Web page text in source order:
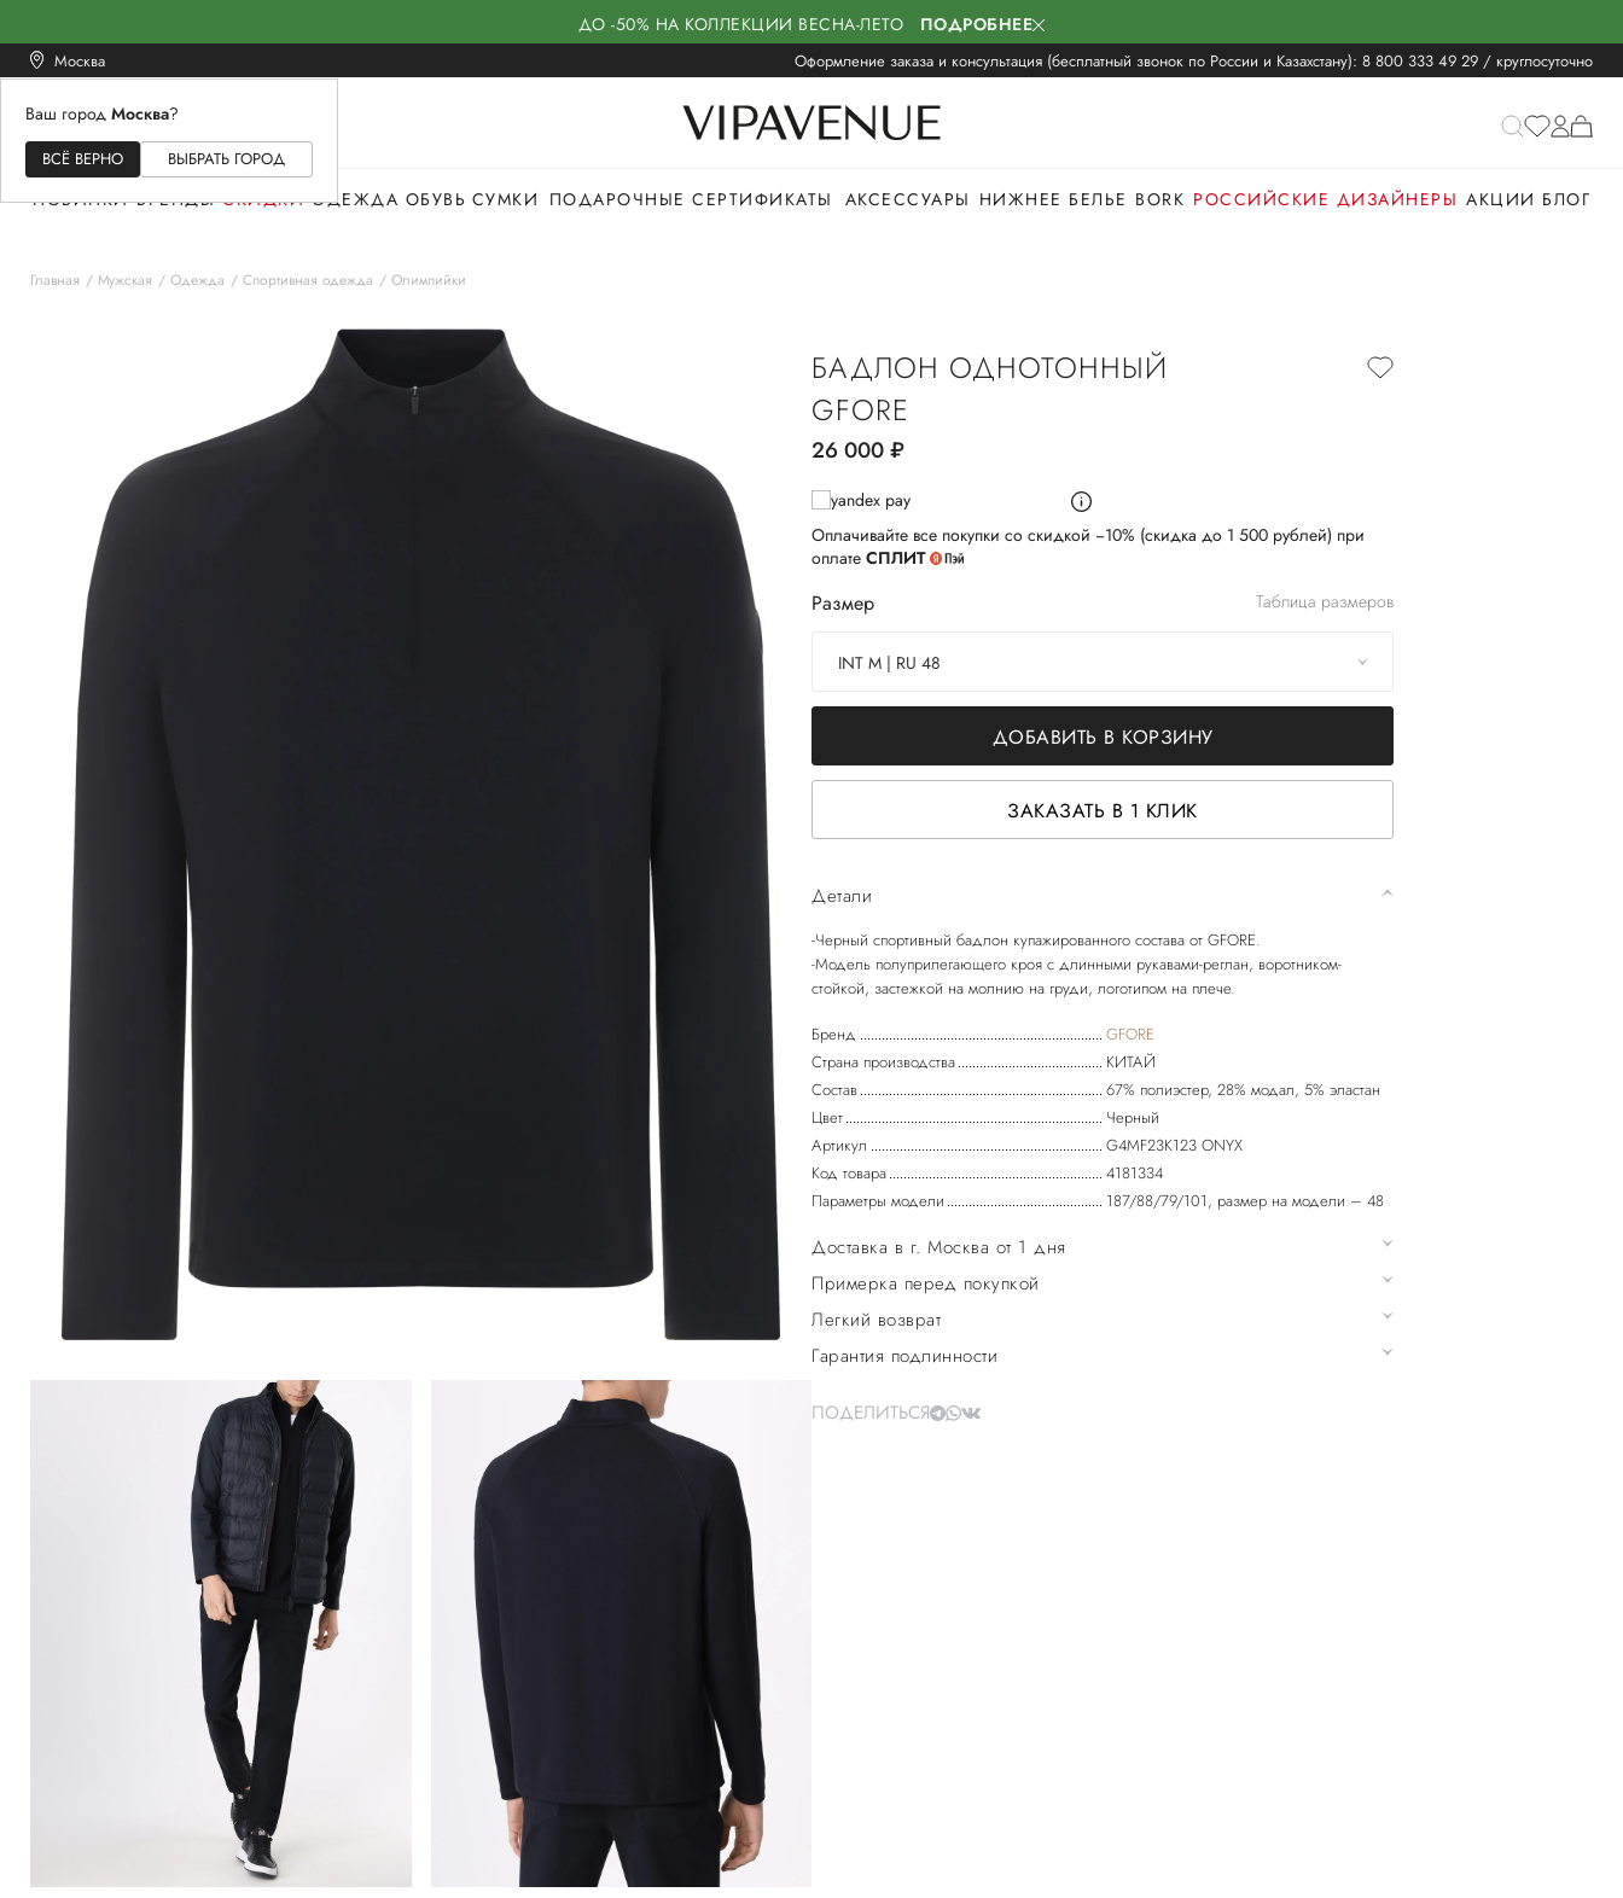
ДО -50% НА КОЛЛЕКЦИИ ВЕСНА-ЛЕТО ПОДРОБНЕЕ
Москва Оформление заказа и консультация (бесплатный звонок по России и Казахстану): 8 800 333 49 29 / круглосуточно
Ваш город Москва?
ВСЁ ВЕРНО ВЫБРАТЬ ГОРОД
ЖЕНСКОЕМУЖСКОЕ
НОВИНКИ БРЕНДЫ СКИДКИ ОДЕЖДА ОБУВЬ СУМКИ ПОДАРОЧНЫЕ СЕРТИФИКАТЫ АКСЕССУАРЫ НИЖНЕЕ БЕЛЬЕ BORK РОССИЙСКИЕ ДИЗАЙНЕРЫ АКЦИИ БЛОГ
Главная Мужская Одежда Спортивная одежда Олимпийки
БАДЛОН ОДНОТОННЫЙ
GFORE
26 000руб.
Оплачивайте все покупки со скидкой −10% (скидка до 1 500 рублей) при
оплате СПЛИТ
Размер Таблица размеров
INT M | RU 48
ДОБАВИТЬ В КОРЗИНУ
ЗАКАЗАТЬ В 1 КЛИК
Детали
-Черный спортивный бадлон купажированного состава от GFORE.
-Модель полуприлегающего кроя с длинными рукавами-реглан, воротником-
Бренд
GFORE
Страна производства
КИТАЙ
Состав
67% полиэстер, 28% модал, 5% эластан
Цвет
Черный
Артикул
G4MF23K123 ONYX
Код товара
4181334
Параметры модели
187/88/79/101, размер на модели – 48
Доставка в г. Москва от 1 дня
Примерка перед покупкой
Легкий возврат
Гарантия подлинности
ПОДЕЛИТЬСЯ